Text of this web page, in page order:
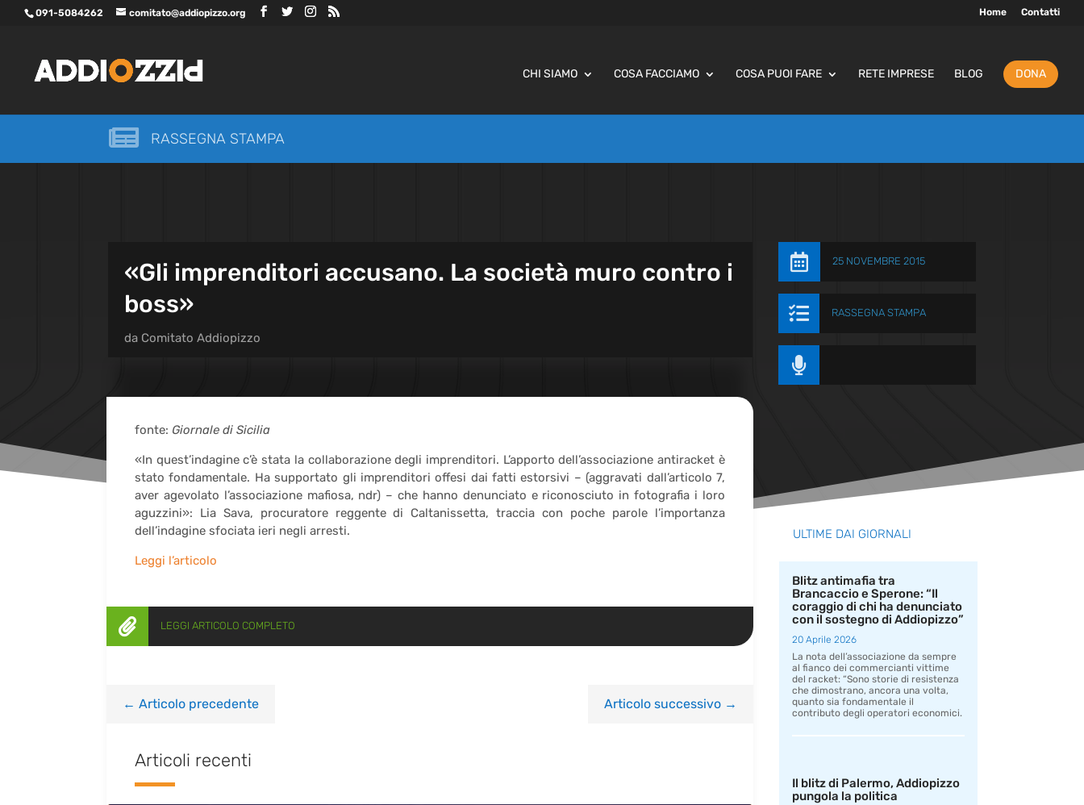
091-5084262 comitato@addiopizzo.org Home Contatti
CHI SIAMO COSA FACCIAMO COSA PUOI FARE RETE IMPRESE BLOG DONA
 RASSEGNA STAMPA
«Gli imprenditori accusano. La società muro contro i
boss»
da Comitato Addiopizzo
 25 NOVEMBRE 2015
 RASSEGNA STAMPA

fonte: Giornale di Sicilia
«In quest’indagine c’è stata la collaborazione degli imprenditori. L’apporto dell’associazione antiracket è
stato fondamentale. Ha supportato gli imprenditori offesi dai fatti estorsivi – (aggravati dall’articolo 7,
aver agevolato l’associazione mafiosa, ndr) – che hanno denunciato e riconosciuto in fotografia i loro
aguzzini»: Lia Sava, procuratore reggente di Caltanissetta, traccia con poche parole l’importanza
dell’indagine sfociata ieri negli arresti.
Leggi l’articolo
 LEGGI ARTICOLO COMPLETO
← Articolo precedente Articolo successivo→
Articoli recenti
ULTIME DAI GIORNALI
Blitz antimafia tra
Brancaccio e Sperone: “Il
coraggio di chi ha denunciato
con il sostegno di Addiopizzo”
20 Aprile 2026
La nota dell’associazione da sempre
al fianco dei commercianti vittime
del racket: “Sono storie di resistenza
che dimostrano, ancora una volta,
quanto sia fondamentale il
contributo degli operatori economici.
Il blitz di Palermo, Addiopizzo
pungola la politica